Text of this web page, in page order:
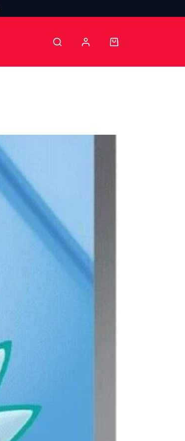
Carro